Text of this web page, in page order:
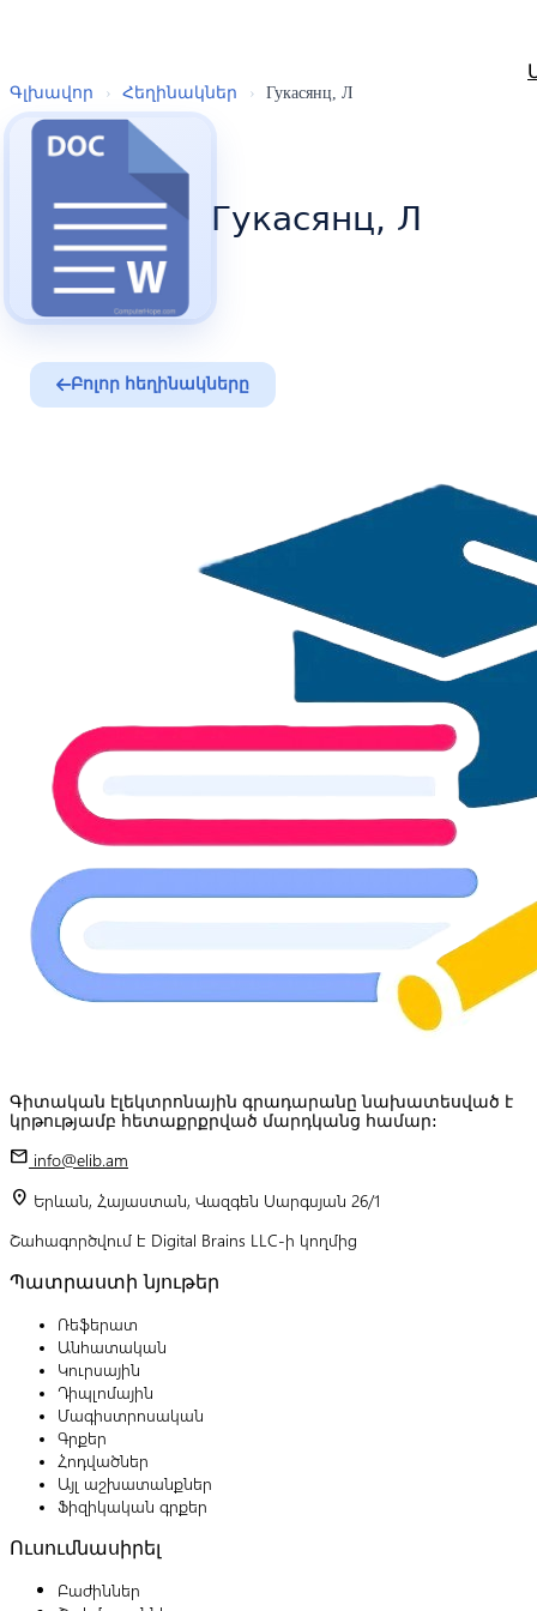
Գլխավոր › Հեղինակներ › Гукасянц, Л
Гукасянц, Л
Բոլոր հեղինակները
Գիտական էլեկտրոնային գրադարանը նախատեսված է
կրթությամբ հետաքրքրված մարդկանց համար:
mail info@elib.am
location_on Երևան, Հայաստան, Վազգեն Սարգսյան 26/1
Շահագործվում է Digital Brains LLC-ի կողմից
Պատրաստի նյութեր
Ռեֆերատ
Անհատական
Կուրսային
Դիպլոմային
Մագիստրոսական
Գրքեր
Հոդվածներ
Այլ աշխատանքներ
Ֆիզիկական գրքեր
Ուսումնասիրել
Բաժիններ